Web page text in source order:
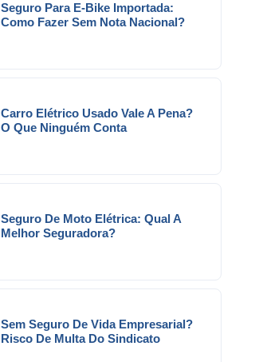
Seguro Para E-Bike Importada:
Como Fazer Sem Nota Nacional?
Carro Elétrico Usado Vale A Pena?
O Que Ninguém Conta
Seguro De Moto Elétrica: Qual A
Melhor Seguradora?
Sem Seguro De Vida Empresarial?
Risco De Multa Do Sindicato